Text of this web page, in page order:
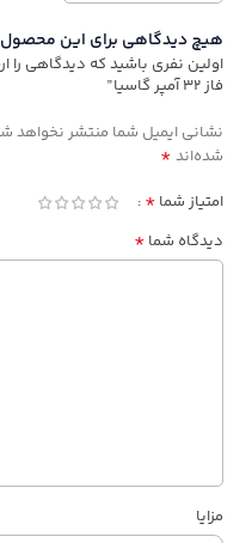
هیچ دیدگاهی برای این
اولین نفری باشید که دیدگاهی را
فاز 32 آمپر گاسیا”
نشانی ایمیل شما منتشر نخواهد
شده‌اند *
امتیاز شما *
دیدگاه شما *
مزایا